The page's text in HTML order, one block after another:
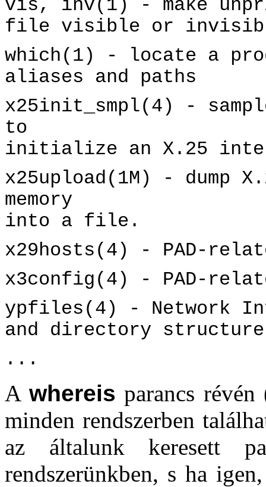
vis, inv(1) - make
file visible or
which(1) - locate a
aliases and paths
x25init_smpl(4) -
to
initialize an X.25
x25upload(1M) - dump
memory
into a file.
x29hosts(4) - PAD-
x3config(4) - PAD-
ypfiles(4) - Network
and directory structure
...
A whereis parancs
minden rendszerben
az általunk keresett
rendszerünkben, s ha